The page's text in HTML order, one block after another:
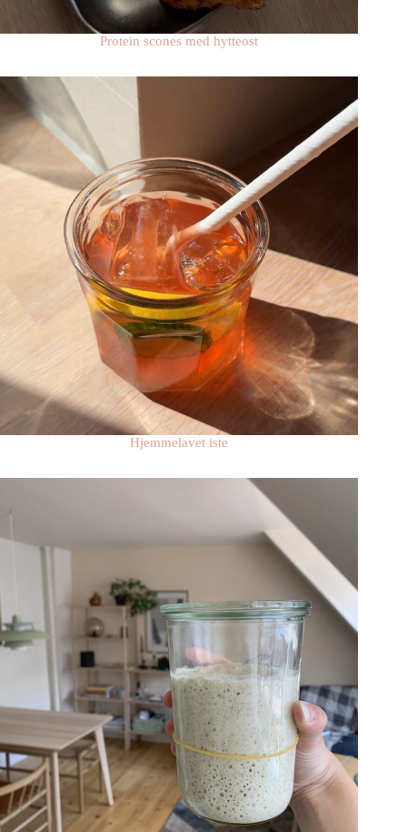
Protein scones med hytteost
Hjemmelavet iste